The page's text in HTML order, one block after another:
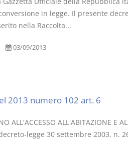
in legge. Il presente
nella Raccolta...
03/09/2013
2013 numero 102 art. 6
ALL'ACCESSO ALL'ABITAZIONE E
legge 30 settembre 2003, n.